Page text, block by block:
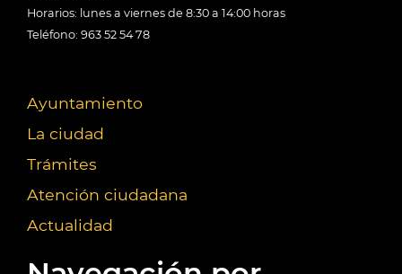
Horarios: lunes a viernes de 8:30 a 14:00 horas
Teléfono: 963 52 54 78
Ayuntamiento
La ciudad
Trámites
Atención ciudadana
Actualidad